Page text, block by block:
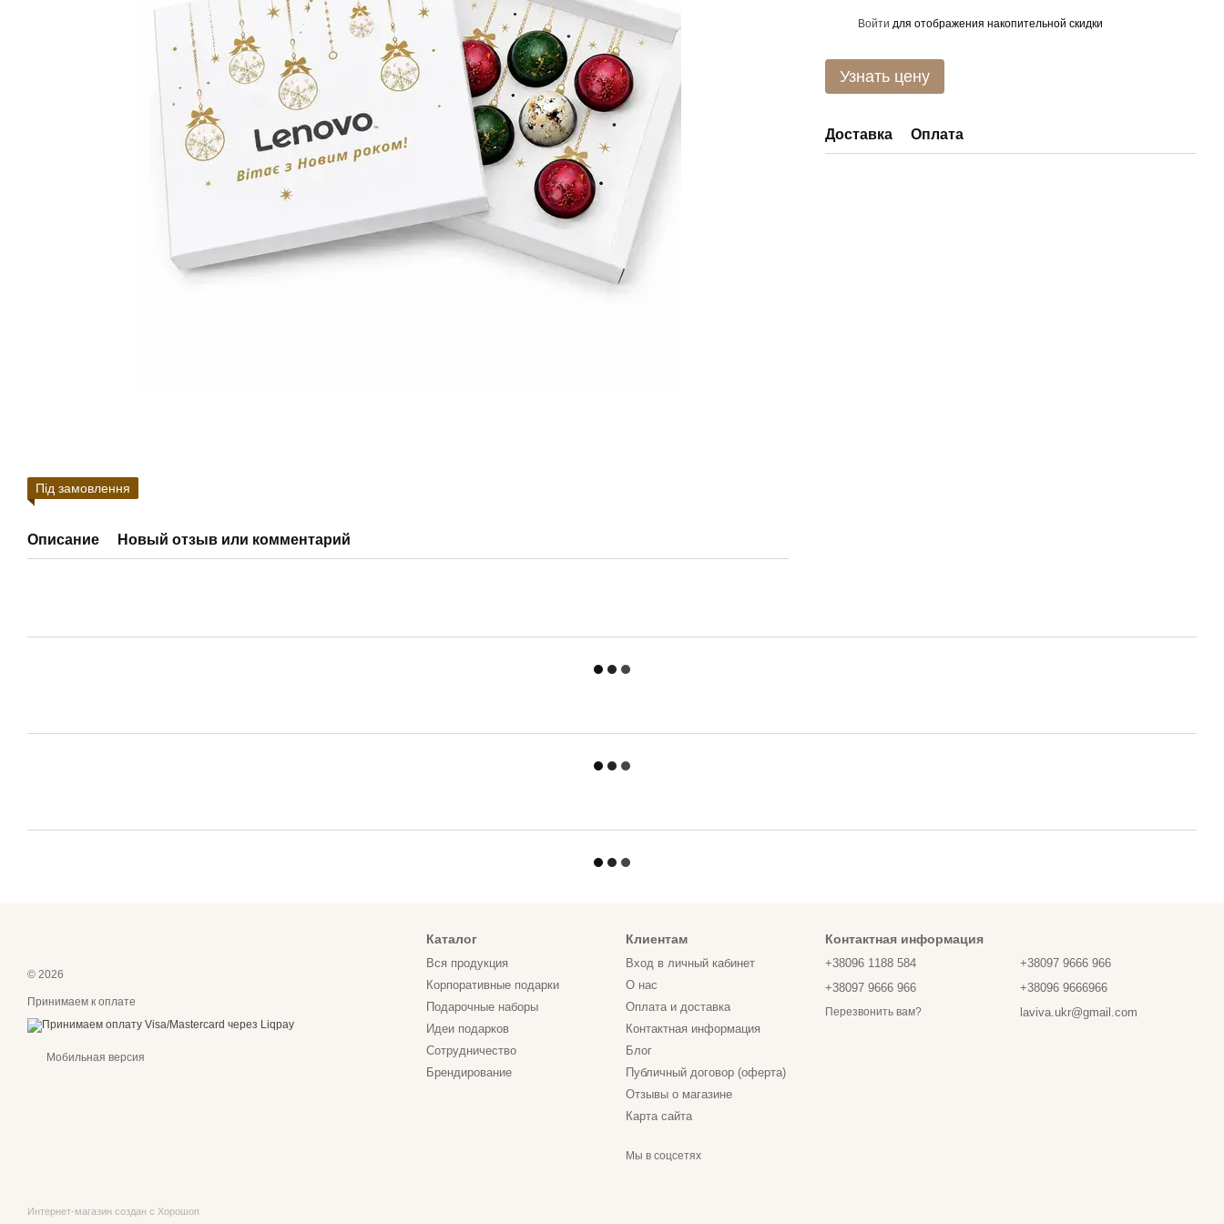
Під замовлення
Описание Новый отзыв или комментарий
Войти для отображения накопительной скидки
Узнать цену
Доставка Оплата
© 2026
Принимаем к оплате
Мобильная версия
Интернет-магазин создан с Хорошоп
Каталог
Вся продукция
Корпоративные подарки
Подарочные наборы
Идеи подарков
Сотрудничество
Брендирование
Клиентам
Вход в личный кабинет
О нас
Оплата и доставка
Контактная информация
Блог
Публичный договор (оферта)
Отзывы о магазине
Карта сайта
Мы в соцсетях
Контактная информация
+38096 1188 584
+38097 9666 966
Перезвонить вам?
+38097 9666 966
+38096 9666966
laviva.ukr@gmail.com